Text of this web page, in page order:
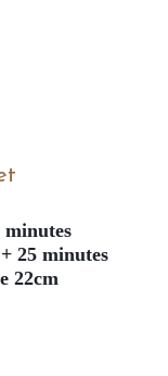
minutes
25 minutes
22cm